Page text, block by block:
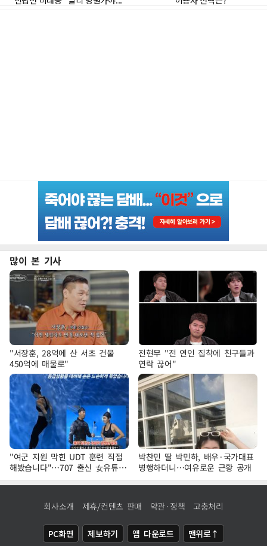
많이 본 기사
"서장훈, 28억에 산 서초 건물
450억에 매물로"
전현무 "전 연인 집착에 친구들과
연락 끊어"
"여군 지원 막힌 UDT 훈련 직접
해봤습니다"…707 출신 女유튜버
'완벽 소화'
박찬민 딸 박민하, 배우·국가대표
병행하더니…여유로운 근황 공개
회사소개 제휴/컨텐츠 판매 약관·정책 고충처리
PC화면 제보하기 앱 다운로드 맨위로↑